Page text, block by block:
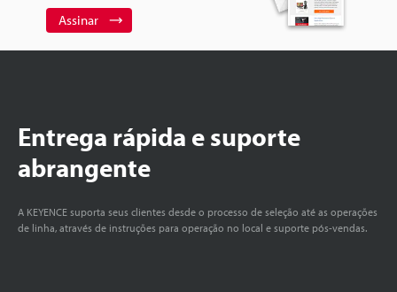
Assinar
Entrega rápida e suporte
abrangente
A KEYENCE suporta seus clientes desde o processo de seleção até as operações
de linha, através de instruções para operação no local e suporte pós-vendas.